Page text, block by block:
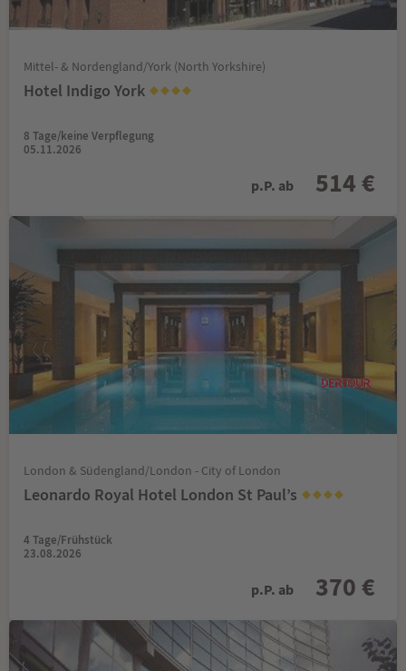
Mittel- & Nordengland/York (North Yorkshire)
Hotel Indigo York
8 Tage/keine Verpflegung
05.11.2026
p.P. ab 514 €
London & Südengland/London - City of London
Leonardo Royal Hotel London St Paul’s
4 Tage/Frühstück
23.08.2026
p.P. ab 370 €